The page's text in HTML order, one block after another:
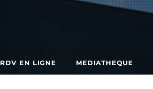
RDV EN LIGNE MEDIATHEQUE